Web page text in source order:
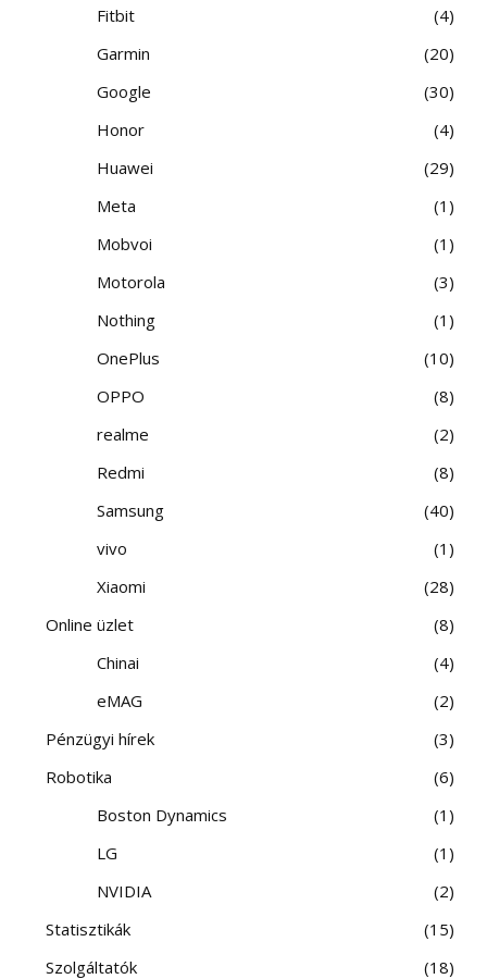
Fitbit
4
Garmin
20
Google
30
Honor
4
Huawei
29
Meta
1
Mobvoi
1
Motorola
3
Nothing
1
OnePlus
10
OPPO
8
realme
2
Redmi
8
Samsung
40
vivo
1
Xiaomi
28
Online üzlet
8
Chinai
4
eMAG
2
Pénzügyi hírek
3
Robotika
6
Boston Dynamics
1
LG
1
NVIDIA
2
Statisztikák
15
Szolgáltatók
18